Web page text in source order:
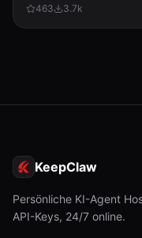
463
3.7k
KeepClaw
Persönliche KI-Agent
API-Keys, 24/7 online.